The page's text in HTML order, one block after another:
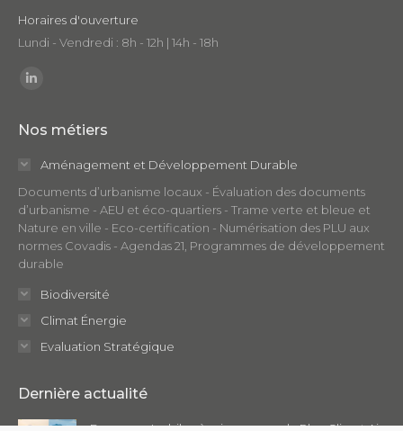
Horaires d'ouverture
Lundi - Vendredi : 8h - 12h | 14h - 18h
Trouvez nous sur :
opens
window
Nos métiers
Aménagement et Développement Durable
Documents d’urbanisme locaux - Évaluation des documents
d’urbanisme - AEU et éco-quartiers - Trame verte et bleue et
Nature en ville - Eco-certification - Numérisation des PLU aux
normes Covadis - Agendas 21, Programmes de développement
durable
Biodiversité
Climat Énergie
Evaluation Stratégique
Dernière actualité
Focus sur : Le bilan à mi-parcours du Plan Climat Air